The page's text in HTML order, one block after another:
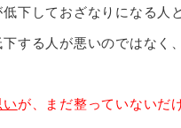
下しておざなりになる人
する人が悪いのではなく、
が、まだ整っていないだ